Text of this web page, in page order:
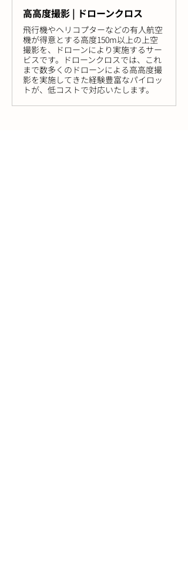
高高度撮影 | ドローンクロス
飛行機やヘリコプターなどの有人航空
機が得意とする高度150m以上の上空
撮影を、ドローンにより実施するサー
ビスです。ドローンクロスでは、これ
まで数多くのドローンによる高高度撮
影を実施してきた経験豊富なパイロッ
トが、低コストで対応いたします。